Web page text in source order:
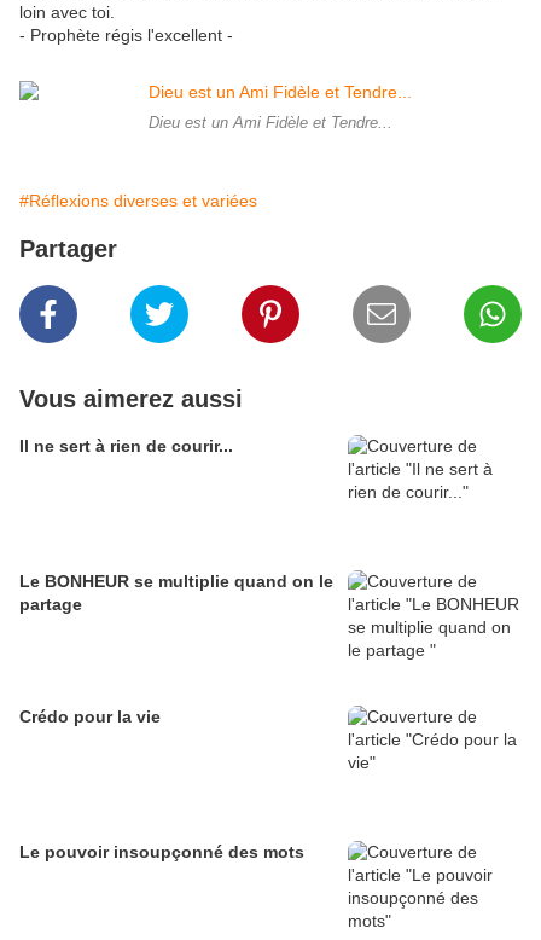
loin avec toi.
- Prophète régis l'excellent -
Dieu est un Ami Fidèle et Tendre...
#Réflexions diverses et variées
Partager
Vous aimerez aussi
Il ne sert à rien de courir...
Le BONHEUR se multiplie quand on le
partage
Crédo pour la vie
Le pouvoir insoupçonné des mots